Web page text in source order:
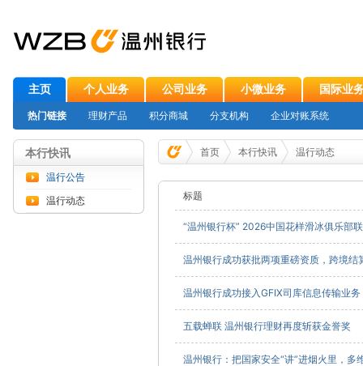
主页 个人业务 公司业务 小微业务 国际业
热门链接 理财产品 积分商城 分支机构 企业对账系统
本行快讯
温行公告
温行动态
首页 本行快讯 温行动态
标题
“温州银行杯” 2026中国花样滑冰俱乐部
温州银行成功获批两项重磅资质，跨境结
温州银行成功接入GFIX司库信息传输业
五载蝉联 温州银行理财再度斩获金誉奖
温州银行：把国家安全“讲”进烟火里，多